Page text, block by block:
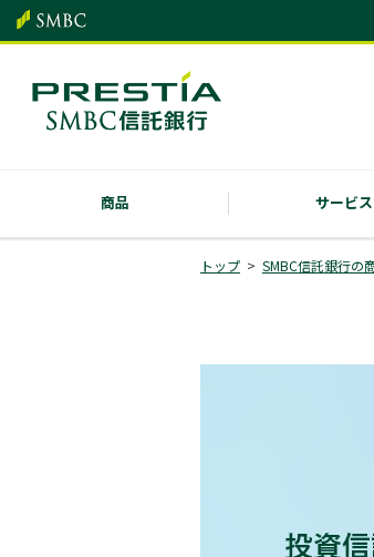
商品 サービス
トップ SMBC信託銀行の